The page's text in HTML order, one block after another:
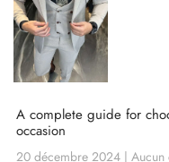
A complete guide for
occasion
20 décembre 2024 Aucun